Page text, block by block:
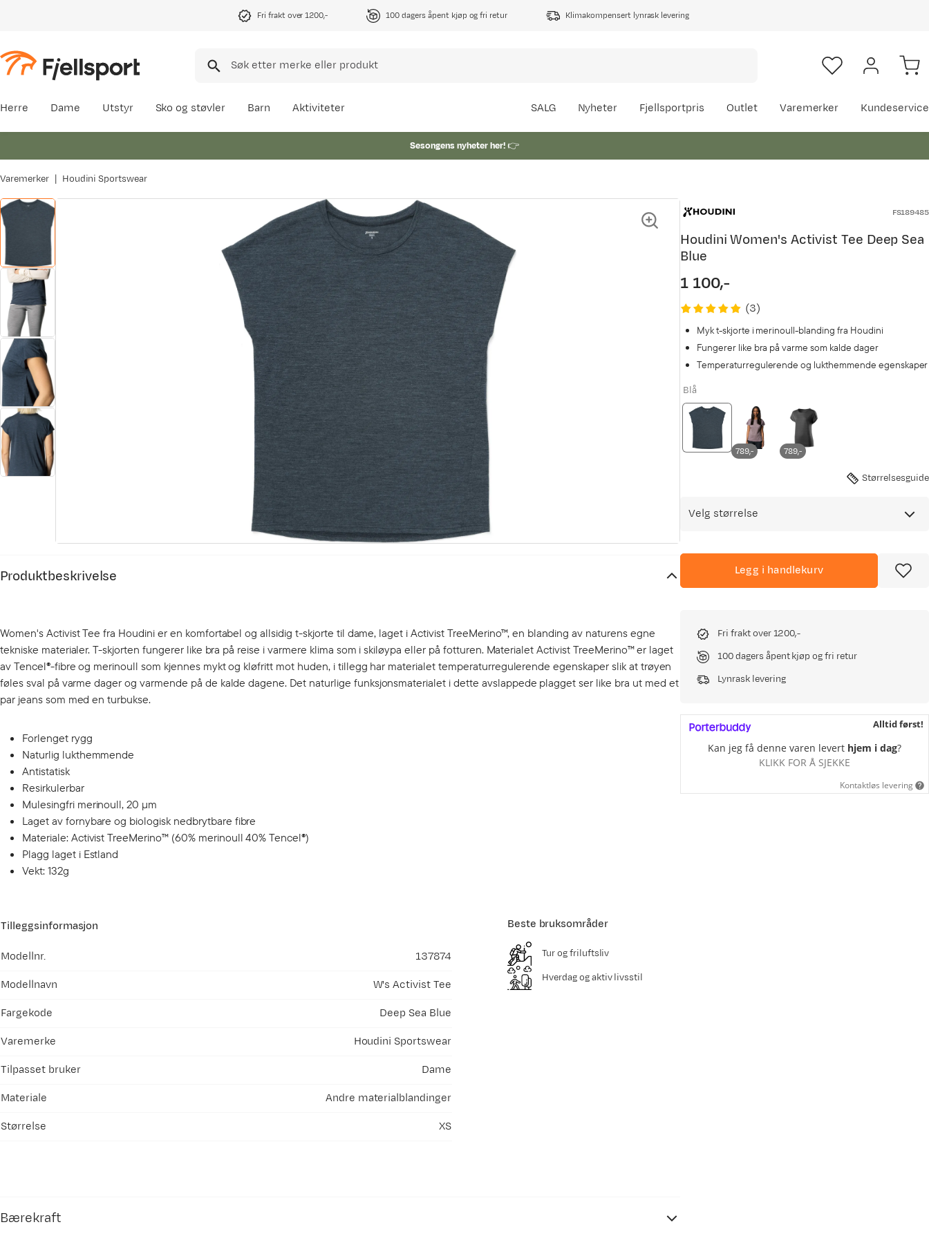
Fri frakt over 1200,- 100 dagers åpent kjøp og fri retur Klimakompensert lynrask levering
Herre Dame Utstyr Sko og støvler Barn Aktiviteter SALG Nyheter Fjellsportpris Outlet Varemerker Kundeservice
Sesongens nyheter her!👉
Varemerker Houdini Sportswear
Produktbeskrivelse
Women's Activist Tee fra Houdini er en komfortabel og allsidig t-skjorte til dame, laget i Activist TreeMerino™, en blanding av naturens egne
tekniske materialer. T-skjorten fungerer like bra på reise i varmere klima som i skiløypa eller på fotturen. Materialet Activist TreeMerino™ er laget
av Tencel®-fibre og merinoull som kjennes mykt og kløfritt mot huden, i tillegg har materialet temperaturregulerende egenskaper slik at trøyen
føles sval på varme dager og varmende på de kalde dagene. Det naturlige funksjonsmaterialet i dette avslappede plagget ser like bra ut med et
par jeans som med en turbukse.
Forlenget rygg
Naturlig lukthemmende
Antistatisk
Resirkulerbar
Mulesingfri merinoull, 20 µm
Laget av fornybare og biologisk nedbrytbare fibre
Materiale: Activist TreeMerino™ (60% merinoull 40% Tencel®)
Plagg laget i Estland
Vekt: 132g
Tilleggsinformasjon
Modellnr.
137874
Modellnavn
W's Activist Tee
Fargekode
Deep Sea Blue
Varemerke
Houdini Sportswear
Tilpasset bruker
Dame
Materiale
Andre materialblandinger
Størrelse
XS
Beste bruksområder
Tur og friluftsliv
Hverdag og aktiv livsstil
Bærekraft
FS189485
Houdini Women's Activist Tee Deep Sea
Blue
price
1 100,-
(3)
Myk t-skjorte i merinoull-blanding fra Houdini
Fungerer like bra på varme som kalde dager
Temperaturregulerende og lukthemmende egenskaper
Blå
789,- 789,-
Størrelsesguide
Velg størrelse
Legg i handlekurv
Fri frakt over 1200,-
100 dagers åpent kjøp og fri retur
Lynrask levering
Alltid først!
Kan jeg få denne varen levert hjem i dag?
KLIKK FOR Å SJEKKE
Kontaktløs levering